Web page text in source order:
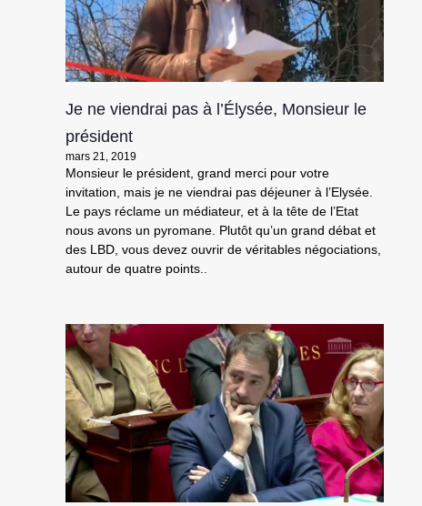
Je ne viendrai pas à l’Élysée, Monsieur le
président
mars 21, 2019
Monsieur le président, grand merci pour votre
invitation, mais je ne viendrai pas déjeuner à l’Elysée.
Le pays réclame un médiateur, et à la tête de l’Etat
nous avons un pyromane. Plutôt qu’un grand débat et
des LBD, vous devez ouvrir de véritables négociations,
autour de quatre points..